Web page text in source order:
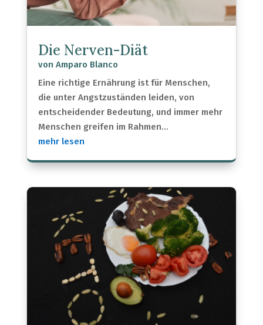
Die Nerven-Diät
von Amparo Blanco
Eine richtige Ernährung ist für Menschen,
die unter Angstzuständen leiden, von
entscheidender Bedeutung, und immer mehr
Menschen greifen im Rahmen...
mehr lesen